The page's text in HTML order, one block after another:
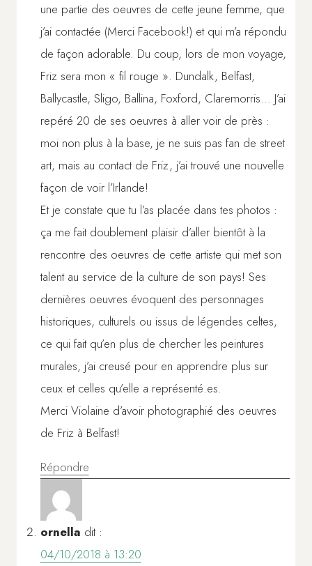
une partie des oeuvres de cette jeune femme, que
j’ai contactée (Merci Facebook!) et qui m’a répondu
de façon adorable. Du coup, lors de mon voyage,
Friz sera mon « fil rouge ». Dundalk, Belfast,
Ballycastle, Sligo, Ballina, Foxford, Claremorris… J’ai
repéré 20 de ses oeuvres à aller voir de près :
moi non plus à la base, je ne suis pas fan de street
art, mais au contact de Friz, j’ai trouvé une nouvelle
façon de voir l’Irlande!
Et je constate que tu l’as placée dans tes photos :
ça me fait doublement plaisir d’aller bientôt à la
rencontre des oeuvres de cette artiste qui met son
talent au service de la culture de son pays! Ses
dernières oeuvres évoquent des personnages
historiques, culturels ou issus de légendes celtes,
ce qui fait qu’en plus de chercher les peintures
murales, j’ai creusé pour en apprendre plus sur
ceux et celles qu’elle a représenté.es.
Merci Violaine d’avoir photographié des oeuvres
de Friz à Belfast!
Répondre
ornella dit :
04/10/2018 à 13:20